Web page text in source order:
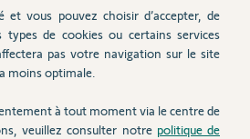
à mon
vous pouvez choisir d’accepter, de
de cookies ou certains services
pas votre navigation sur le site
moins optimale.
à tout moment via le centre de
veuillez consulter notre politique de